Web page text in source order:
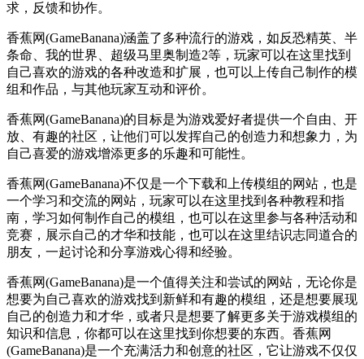
求，反馈和协作。
香蕉网(GameBanana)涵盖了多种流行的游戏，如反恐精英、半
条命、我的世界、超级马里奥制造2等，玩家可以在这里找到
自己喜欢的游戏的各种改造和扩展，也可以上传自己制作的模
组和作品，与其他玩家互动和评价。
香蕉网(GameBanana)的目标是为游戏爱好者提供一个自由、开
放、有趣的社区，让他们可以发挥自己的创造力和想象力，为
自己喜爱的游戏增添更多的乐趣和可能性。
香蕉网(GameBanana)不仅是一个下载和上传模组的网站，也是
一个学习和交流的网站，玩家可以在这里找到各种教程和指
南，学习如何制作自己的模组，也可以在这里参与各种活动和
竞赛，展示自己的才华和技能，也可以在这里结识志同道合的
朋友，一起讨论和分享游戏心得和经验。
香蕉网(GameBanana)是一个值得关注和尝试的网站，无论你是
想要为自己喜欢的游戏找到新鲜和有趣的模组，还是想要展现
自己的创造力和才华，或者只是想要了解更多关于游戏模组的
知识和信息，你都可以在这里找到你想要的东西。香蕉网
(GameBanana)是一个充满活力和创意的社区，它让游戏不仅仅